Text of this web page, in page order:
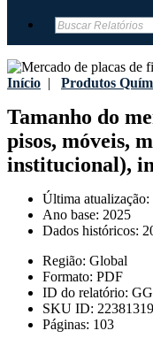
Início | Produtos
Tamanho do
pisos, móveis,
institucional),
Última atualização:
Ano base: 2025
Dados históricos:
Região: Global
Formato: PDF
ID do relatório:
SKU ID: 22381319
Páginas: 103